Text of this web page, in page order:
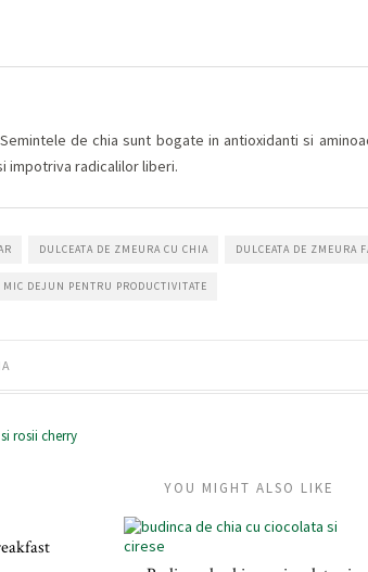
Semintele de chia sunt bogate in antioxidanti si
impotriva radicalilor liberi.
DULCEATA DE ZMEURA CU CHIA DULCEATA DE ZMEURA
MIC DEJUN PENTRU PRODUCTIVITATE
rosii cherry
YOU MIGHT ALSO LIKE